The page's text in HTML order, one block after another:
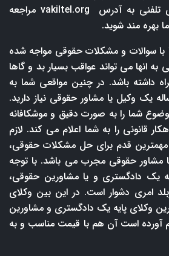
تلفنی به آدرس
vakiltel.org مراجعه
بهره مند شوید.
سوالات و مشکلات حقوقی مواجه شده
انها می تواند عواقب بسیار بد و گاها
داشته باشد. در چنین مواقعی شما به
یک وکیل یا مشاور حقوقی نیاز دارید.
شما را به صورت دقیق و موشکافانه
قانونی را به شما اعلام می کند. لازم
قدم برای حل مشکلات حقوقی،
مشاور حقوقی مجرب می باشد. با توجه
یک دادگستری و یا مشاورین حقوقی،
امری دشوار است. در این بین وکلای
وکلای پایه یک دادگستری و مشاورین
آورده است آن هم با قیمت مناسب و به